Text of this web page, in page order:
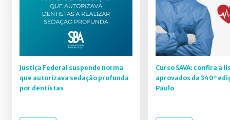
Justiça Federal suspende norma
que autorizava sedação profunda
por dentistas
Curso SAVA: confira a
aprovados da 340ª
Paulo